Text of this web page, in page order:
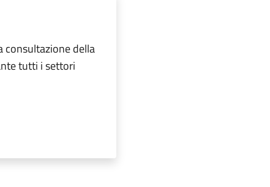
consultazione della
tutti i settori